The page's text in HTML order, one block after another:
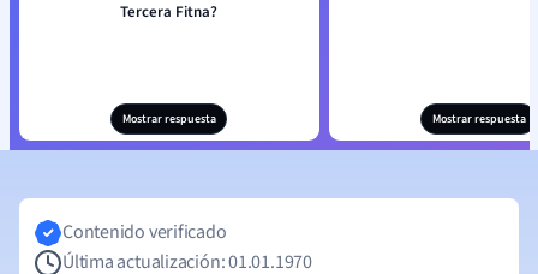
Tercera Fitna?
Mostrar respuesta Mostrar respuesta
Contenido verificado
Última actualización: 01.01.1970